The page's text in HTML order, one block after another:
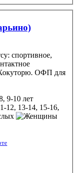
спортивное,
ОФП для
9-10 лет
12, 13-14, 15-16,